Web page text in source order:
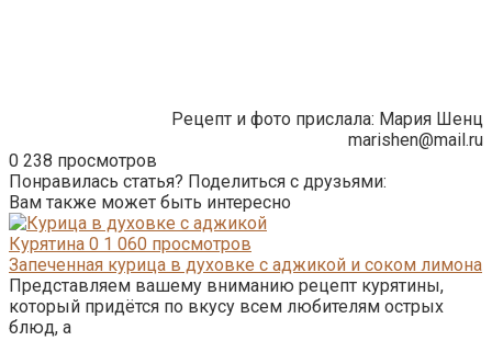
Рецепт и фото прислала: Мария Шенц
marishen@mail.ru
0 238 просмотров
Понравилась статья? Поделиться с друзьями:
Вам также может быть интересно
Курятина 0 1 060 просмотров
Запеченная курица в духовке с аджикой и соком лимона
Представляем вашему вниманию рецепт курятины,
который придётся по вкусу всем любителям острых
блюд, а